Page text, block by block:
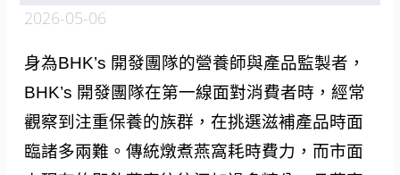
2026-05-06
身為BHK’s 開發團隊的營養師與產品監製者，
BHK’s 開發團隊在第一線面對消費者時，經常
觀察到注重保養的族群，在挑選滋補產品時面
臨諸多兩難。傳統燉煮燕窩耗時費力，而市面